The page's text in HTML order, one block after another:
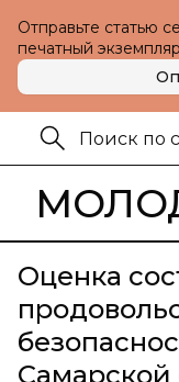
Отправьте статью
печатный
Оценка
Самарской